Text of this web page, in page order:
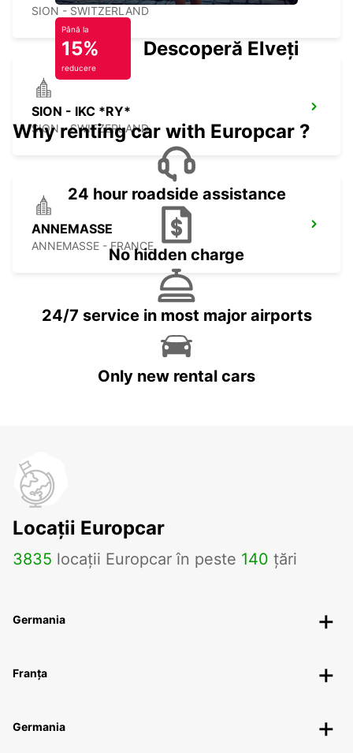
SION - SWITZERLAND
SION - IKC *RY*
SION - SWITZERLAND
ANNEMASSE
ANNEMASSE - FRANCE
Până la
15%
reducere
Descoperă Elveția
Why renting car with Europcar ?
24 hour roadside assistance
No hidden charge
24/7 service in most major airports
Only new rental cars
Locații Europcar
3835 locații Europcar în peste 140 țări
Germania
Franța
Germania